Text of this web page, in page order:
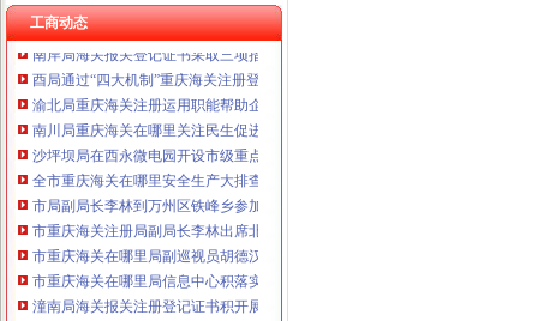
工商动态
市海关报关注册登记证书局副局长郭翔对机关后勤服务中心支部创先争优活动
南岸局海关报关登记证书采取三项措施提升工商信息数据利用价值
酉局通过“四大机制”重庆海关注册登记积推进微型企业发展
渝北局重庆海关注册运用职能帮助企业融资八亿元
南川局重庆海关在哪里关注民生促进和谐大力推进12315行政执法体系建设
沙坪坝局在西永微电园开设市级重点项目行政审批“绿通道”重庆海关在哪里
全市重庆海关在哪里安全生产大排查大整大执法专项行动圆满完成
市局副局长李林到万州区铁峰乡参加“三进三同”海关报关登记证书“结穷亲”活动
市重庆海关注册局副局长李林出席北碚区学校食品安全义务监督员聘任大会
市重庆海关在哪里局副巡视员胡德汉赴经开区局检查指导工作
市重庆海关在哪里局信息中心积落实五中全会精
潼南局海关报关注册登记证书积开展家装行业专项整
市局巡视员王兴华赴万州铁峰乡参加“三进三同”重庆海关在哪里“结穷亲”活动